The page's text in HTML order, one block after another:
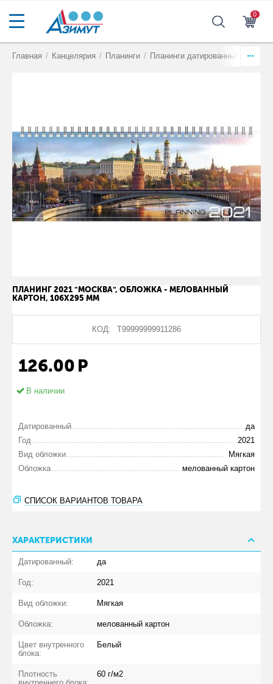
0
Главная / Канцелярия / Планинги / Планинги датированные 2021
ПЛАНИНГ 2021 "МОСКВА", ОБЛОЖКА - МЕЛОВАННЫЙ
КАРТОН, 106Х295 ММ
КОД: Т99999999911286
126.00 Р
В наличии
Датированный
да
Год
2021
Вид обложки
Мягкая
Обложка
мелованный картон
СПИСОК ВАРИАНТОВ ТОВАРА
ХАРАКТЕРИСТИКИ
Датированный: да
Год: 2021
Вид обложки: Мягкая
Обложка: мелованный картон
Цвет внутренного
блока:
Белый
Плотность
60 г/м2